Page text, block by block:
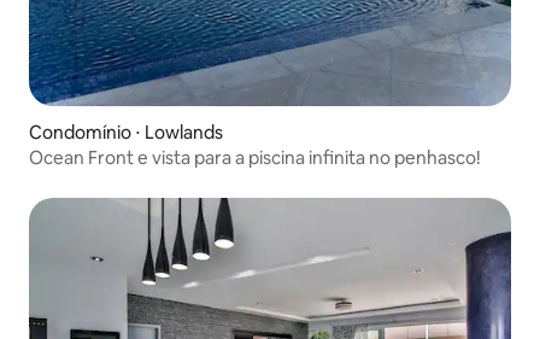
Condomínio ⋅ Lowlands
Ocean Front e vista para a piscina infinita no penhasco!